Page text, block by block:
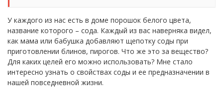
У каждого из нас есть в доме порошок белого цвета,
название которого – сода. Каждый из вас наверняка видел,
как мама или бабушка добавляют щепотку соды при
приготовлении блинов, пирогов. Что же это за вещество?
Для каких целей его можно использовать? Мне стало
интересно узнать о свойствах соды и ее предназначении в
нашей повседневной жизни.